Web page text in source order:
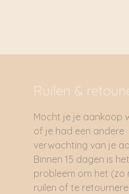
Ruilen &
Mocht je je aankoop
of je had een andere
verwachting van je
Binnen 15 dagen is
probleem om het (zo
ruilen of te